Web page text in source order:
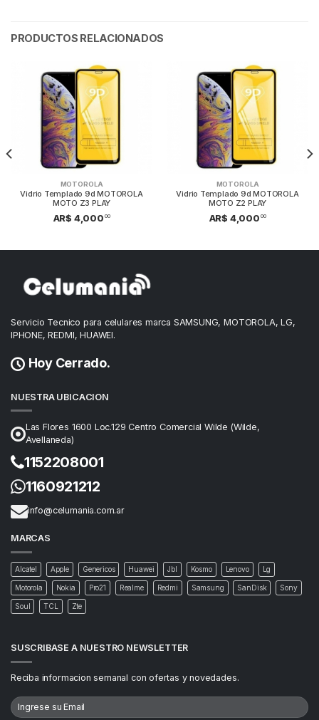
PRODUCTOS RELACIONADOS
MOTOROLA
Vidrio Templado 9d MOTOROLA
MOTO Z3 PLAY
AR$ 4,000 00
MOTOROLA
Vidrio Templado 9d MOTOROLA
MOTO Z2 PLAY
AR$ 4,000 00
Servicio Tecnico para celulares marca SAMSUNG, MOTOROLA, LG,
IPHONE, REDMI, HUAWEI.
Hoy Cerrado.
NUESTRA UBICACION
Las Flores 1600 Loc.129 Centro Comercial Wilde (Wilde,
Avellaneda)
1152208001
1160921212
info@celumania.com.ar
MARCAS
Alcatel Apple Genericos Huawei Jbl Kosmo Lenovo Lg
Motorola Nokia Pro21 Realme Redmi Samsung SanDisk Sony
Soul TCL Zte
SUSCRIBASE A NUESTRO NEWSLETTER
Reciba informacion semanal con ofertas y novedades.